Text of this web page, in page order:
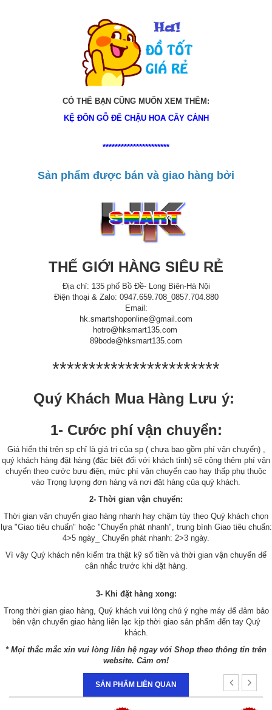
CÓ THỂ BẠN CŨNG MUỐN XEM THÊM:
KỆ ĐÔN GỖ ĐỂ CHẬU HOA CÂY CẢNH
**********************
Sản phẩm được bán và giao hàng bởi
THẾ GIỚI HÀNG SIÊU RẺ
Địa chỉ: 135 phố Bồ Đề- Long Biên-Hà Nội
Điện thoại & Zalo: 0947.659.708_0857.704.880
Email:
hk.smartshoponline@gmail.com
hotro@hksmart135.com
89bode@hksmart135.com
***********************
Quý Khách Mua Hàng Lưu ý:
1- Cước phí vận chuyển:
Giá hiển thị trên sp chỉ là giá trị của sp ( chưa bao gồm phí vận chuyển) ,
quý khách hàng đặt hàng (đặc biệt đối với khách tỉnh) sẽ cộng thêm phí vận
chuyển theo cước bưu điện, mức phí vận chuyển cao hay thấp phụ thuộc
vào Trọng lượng đơn hàng và nơi đặt hàng của quý khách.
2- Thời gian vận chuyển:
Thời gian vận chuyển giao hàng nhanh hay chậm tùy theo Quý khách chọn
lựa "Giao tiêu chuẩn" hoặc "Chuyển phát nhanh", trung bình Giao tiêu chuẩn:
4>5 ngày_ Chuyển phát nhanh: 2>3 ngày.
Vì vậy Quý khách nên kiểm tra thật kỹ số tiền và thời gian vận chuyển để
cân nhắc trước khi đặt hàng.
3- Khi đặt hàng xong:
Trong thời gian giao hàng, Quý khách vui lòng chú ý nghe máy để đảm bảo
bên vận chuyển giao hàng liên lạc kịp thời giao sản phẩm đến tay Quý
khách.
* Mọi thắc mắc xin vui lòng liên hệ ngay với Shop theo thông tin trên
website. Cảm ơn!
SẢN PHẨM LIÊN QUAN